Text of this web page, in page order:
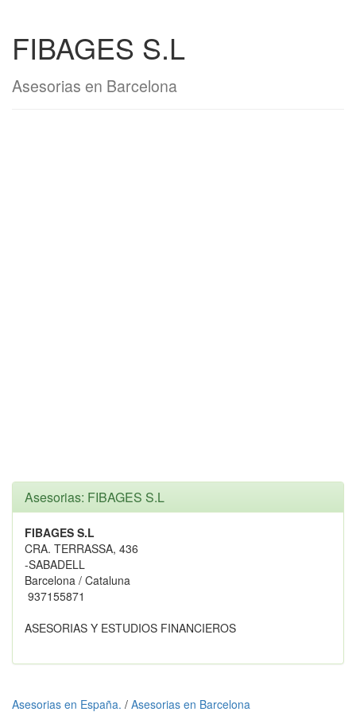
FIBAGES S.L
Asesorias en Barcelona
Asesorias: FIBAGES S.L
FIBAGES S.L
CRA. TERRASSA, 436
-SABADELL
Barcelona / Cataluna
937155871
ASESORIAS Y ESTUDIOS FINANCIEROS
Asesorias en España. / Asesorias en Barcelona